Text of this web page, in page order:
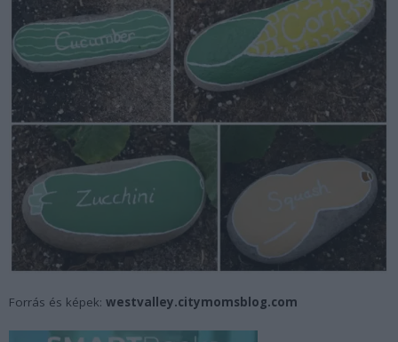
Forrás és képek: westvalley.citymomsblog.com